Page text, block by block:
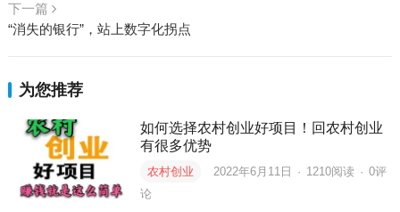
下一篇
“消失的银行”，站上数字化拐点
为您推荐
如何选择农村创业好项目！回农村创业
有很多优势
农村创业 2022年6月11日 · 1210阅读 · 0评
论